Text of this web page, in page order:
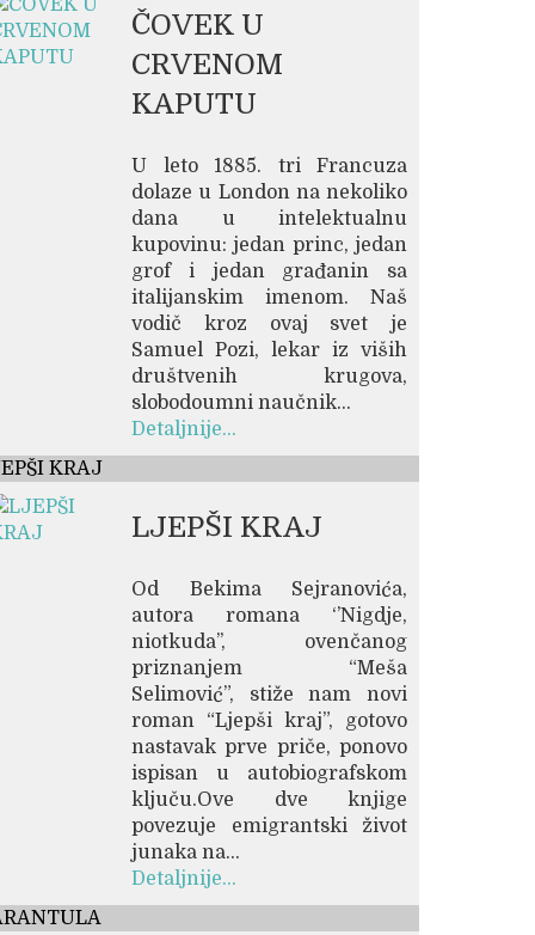
ČOVEK U
CRVENOM
KAPUTU
U leto 1885. tri Francuza
dolaze u London na nekoliko
dana u intelektualnu
kupovinu: jedan princ, jedan
grof i jedan građanin sa
italijanskim imenom. Naš
vodič kroz ovaj svet je
Samuel Pozi, lekar iz viših
društvenih krugova,
slobodoumni naučnik...
Detaljnije...
KRAJ
LJEPŠI KRAJ
Od Bekima Sejranovića,
autora romana ‘’Nigdje,
niotkuda’’, ovenčanog
priznanjem “Meša
Selimović”, stiže nam novi
roman “Ljepši kraj”, gotovo
nastavak prve priče, ponovo
ispisan u autobiografskom
ključu.Ove dve knjige
povezuje emigrantski život
junaka na...
Detaljnije...